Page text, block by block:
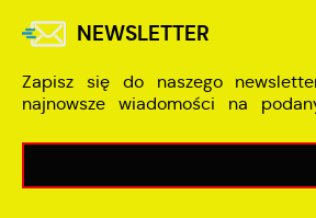
NEWSLETTER
Zapisz się do naszego
najnowsze wiadomości na